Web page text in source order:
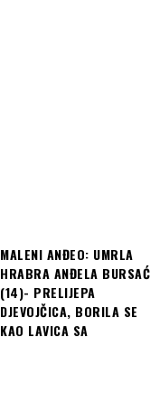
MALENI ANĐEO: UMRLA
HRABRA ANĐELA BURSAĆ
(14)- PRELIJEPA
DJEVOJČICA, BORILA SE
KAO LAVICA SA